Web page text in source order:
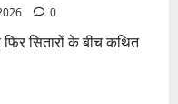
0
सितारों के बीच कथित